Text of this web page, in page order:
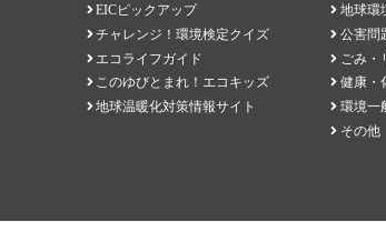
EICピックアップ
チャレンジ！環境検定クイズ
エコライフガイド
このゆびとまれ！エコキッズ
地球温暖化対策情報サイト
地球環
公害問
ごみ・
健康・
環境一
その他